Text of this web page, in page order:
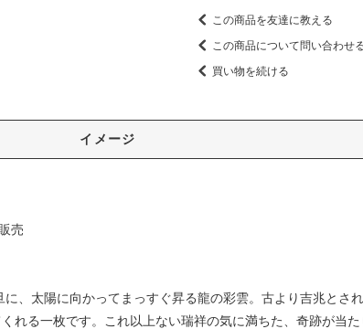
この商品を友達に教える
この商品について問い合わせ
買い物を続ける
イメージ
売
、太陽に向かってまっすぐ昇る龍の彩雲。古より吉兆とさ
れる一枚です。これ以上ない瑞祥の気に満ちた、奇跡が当